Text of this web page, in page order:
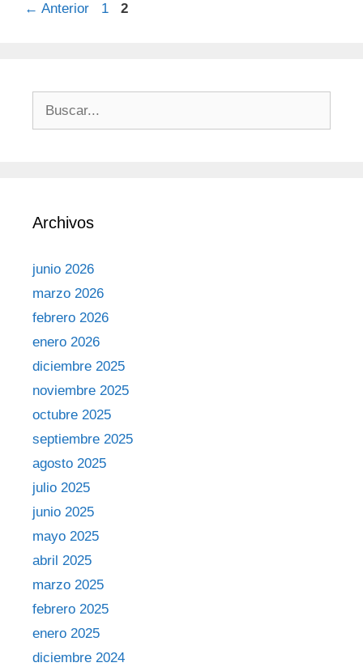
← Anterior 1 2
Archivos
junio 2026
marzo 2026
febrero 2026
enero 2026
diciembre 2025
noviembre 2025
octubre 2025
septiembre 2025
agosto 2025
julio 2025
junio 2025
mayo 2025
abril 2025
marzo 2025
febrero 2025
enero 2025
diciembre 2024